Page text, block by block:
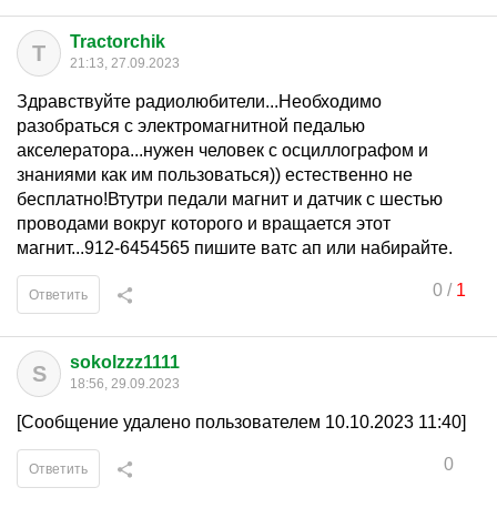
T Tractorchik
21:13, 27.09.2023
Здравствуйте радиолюбители...Необходимо
разобраться с электромагнитной педалью
акселератора...нужен человек с осциллографом и
знаниями как им пользоваться)) естественно не
бесплатно!Втутри педали магнит и датчик с шестью
проводами вокруг которого и вращается этот
магнит...912-6454565 пишите ватс ап или набирайте.
0/ 1
Ответить
S sokolzzz1111
18:56, 29.09.2023
[Сообщение удалено пользователем 10.10.2023 11:40]
0
Ответить